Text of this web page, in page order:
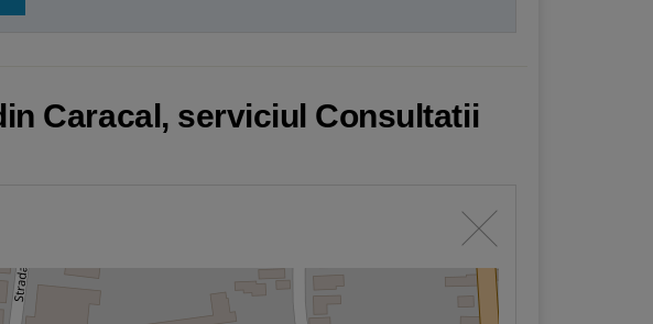
Caracal, serviciul Consultatii